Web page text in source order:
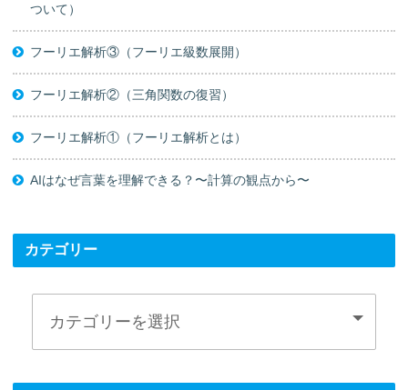
ついて）
フーリエ解析③（フーリエ級数展開）
フーリエ解析②（三角関数の復習）
フーリエ解析①（フーリエ解析とは）
AIはなぜ言葉を理解できる？〜計算の観点から〜
カテゴリー